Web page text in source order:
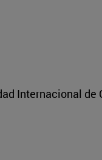
Internacional de